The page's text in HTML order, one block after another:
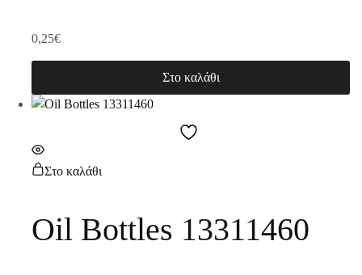
0,25€
Στο καλάθι
Στο καλάθι
Oil Bottles 13311460